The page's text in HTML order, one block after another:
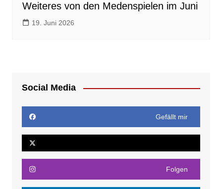
Weiteres von den Medenspielen im Juni
19. Juni 2026
Social Media
Gefällt mir
Folgen